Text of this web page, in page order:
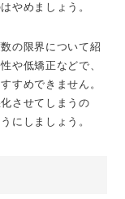
やめましょう。
の限界について紹
や低矯正などで、
すめできません。
させてしまうの
にしましょう。